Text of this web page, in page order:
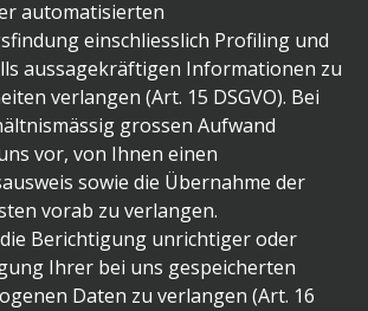
automatisierten
einschliesslich Profiling und
aussagekräftigen Informationen zu
verlangen (Art. 15 DSGVO). Bei
grossen Aufwand
vor, von Ihnen einen
sowie die Übernahme der
vorab zu verlangen.
Berichtigung unrichtiger oder
Ihrer bei uns gespeicherten
Daten zu verlangen (Art. 16